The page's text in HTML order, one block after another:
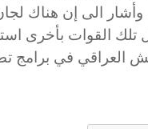
خط عرض 32 ولغاية 35. وأشار الى إن
تلك القوات بأخرى
العراقي في برامج